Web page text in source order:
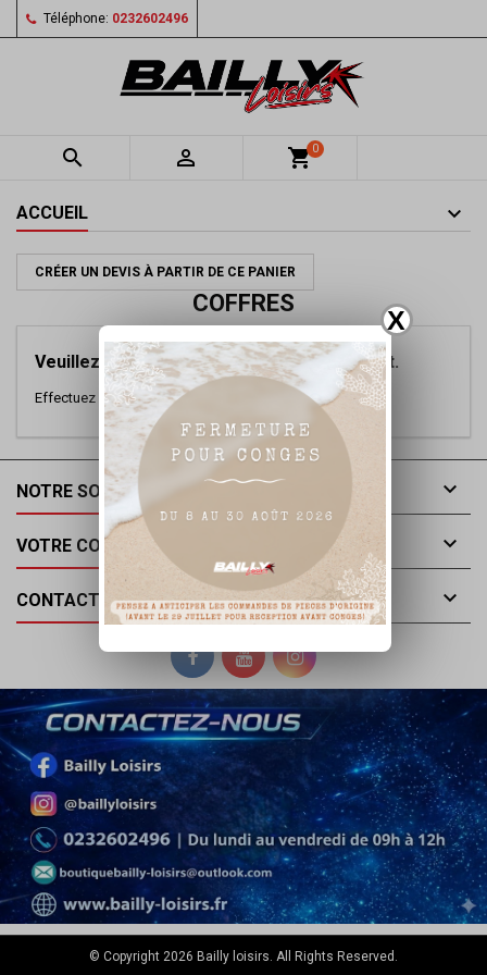
X
Téléphone: 0232602496
  shopping_cart0
ACCUEIL
CRÉER UN DEVIS À PARTIR DE CE PANIER
COFFRES
Veuillez nous excuser pour le désagrément.
Effectuez une nouvelle recherche
NOTRE SOCIÉTÉ 
VOTRE COMPTE 
CONTACT 
© Copyright 2026 Bailly loisirs. All Rights Reserved.